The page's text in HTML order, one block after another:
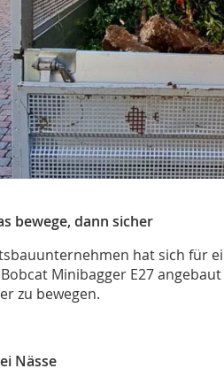
bewege, dann sicher
hat sich für
Minibagger E27
zu bewegen.
Nässe